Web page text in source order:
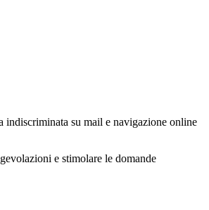
indiscriminata su mail e navigazione online
e stimolare le domande